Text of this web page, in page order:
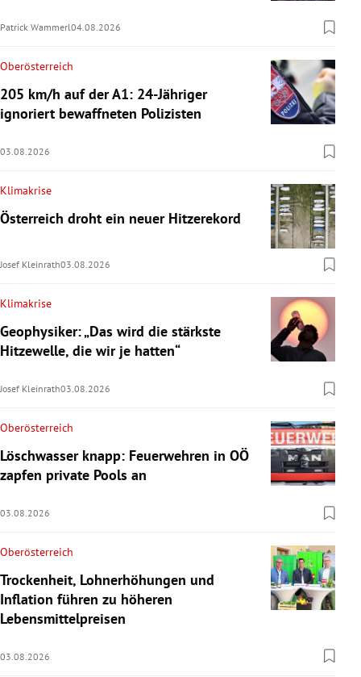
Patrick Wammerl04.08.2026
Oberösterreich
205 km/h auf der A1: 24-Jähriger
ignoriert bewaffneten Polizisten
03.08.2026
Klimakrise
Österreich droht ein neuer Hitzerekord
Josef Kleinrath03.08.2026
Klimakrise
Geophysiker: „Das wird die stärkste
Hitzewelle, die wir je hatten“
Josef Kleinrath03.08.2026
Oberösterreich
Löschwasser knapp: Feuerwehren in OÖ
zapfen private Pools an
03.08.2026
Oberösterreich
Trockenheit, Lohnerhöhungen und
Inflation führen zu höheren
Lebensmittelpreisen
03.08.2026